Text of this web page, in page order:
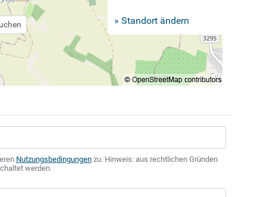
» Standort ändern
Nutzungsbedingungenzu. Hinweis: aus rechtlichen Gründen
werden.